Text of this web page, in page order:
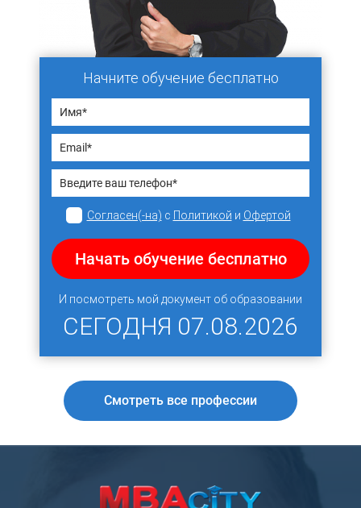
Начните обучение бесплатно
Согласен(-на) с Политикой и Офертой
Начать обучение бесплатно
И посмотреть мой документ об образовании
СЕГОДНЯ 07.08.2026
Смотреть все профессии